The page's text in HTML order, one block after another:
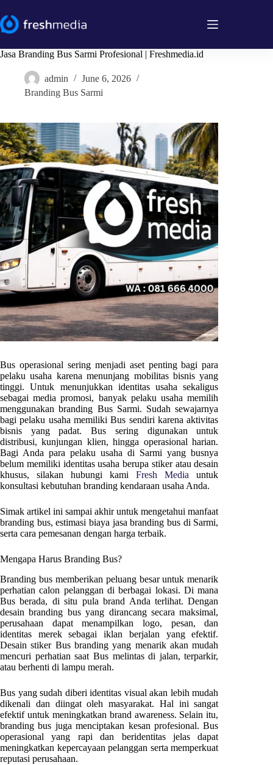
to
content
Jasa Branding Bus Sarmi Profesional | Freshmedia.id
admin
June 6, 2026
Branding Bus Sarmi
Bus operasional sering menjadi aset penting bagi para
pelaku usaha karena menunjang mobilitas bisnis yang
tinggi. Untuk menunjukkan identitas usaha sekaligus
sebagai media promosi, banyak pelaku usaha memilih
menggunakan branding Bus Sarmi. Sudah sewajarnya
bagi pelaku usaha memiliki Bus sendiri karena aktivitas
bisnis yang padat. Bus sering digunakan untuk
distribusi, kunjungan klien, hingga operasional harian.
Bagi Anda para pelaku usaha di Sarmiyang busnya
belum memiliki identitas usaha berupa stiker atau desain
khusus, silakan hubungi kamiFresh Media untuk
konsultasi kebutuhan branding kendaraan usaha Anda.
Simak artikel ini sampai akhir untuk mengetahui manfaat
branding bus, estimasi biaya jasa branding bus di Sarmi,
serta cara pemesanan dengan harga terbaik.
Mengapa Harus Branding Bus?
Branding bus memberikan peluang besar untuk menarik
perhatian calon pelanggan di berbagai lokasi. Di mana
Bus berada, di situ pula brand Anda terlihat. Dengan
desain branding bus yang dirancang secara maksimal,
perusahaan dapat menampilkan logo, pesan, dan
identitas merek sebagai iklan berjalan yang efektif.
Desain stiker Bus branding yang menarik akan mudah
mencuri perhatian saat Bus melintas di jalan, terparkir,
atau berhenti di lampu merah.
Bus yang sudah diberi identitas visual akan lebih mudah
dikenali dan diingat oleh masyarakat. Hal ini sangat
efektif untuk meningkatkan brand awareness. Selain itu,
branding bus juga menciptakan kesan profesional. Bus
operasional yang rapi dan beridentitas jelas dapat
meningkatkan kepercayaan pelanggan serta memperkuat
reputasi perusahaan.